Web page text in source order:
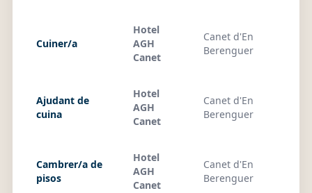
Cuiner/a
Hotel
AGH
Canet
Canet d'En
Berenguer
Ajudant de
cuina
Hotel
AGH
Canet
Canet d'En
Berenguer
Cambrer/a de
pisos
Hotel
AGH
Canet
Canet d'En
Berenguer